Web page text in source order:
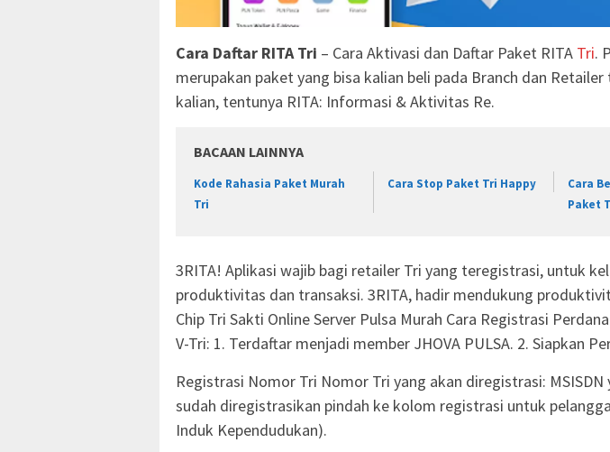
Cara Daftar RITA Tri – Cara Aktivasi dan Daftar Paket RITA Tri.
merupakan paket yang bisa kalian beli pada Branch dan
kalian, tentunya RITA: Informasi & Aktivitas Re.
BACAAN LAINNYA
Kode Rahasia Paket Murah
Tri
Cara Stop Paket Tri Happy
Cara
Paket
3RITA! Aplikasi wajib bagi retailer Tri yang teregistrasi, untuk
produktivitas dan transaksi. 3RITA, hadir mendukung
Chip Tri Sakti Online Server Pulsa Murah Cara Registrasi
V-Tri: 1. Terdaftar menjadi member JHOVA PULSA. 2. Siapkan
Registrasi Nomor Tri Nomor Tri yang akan diregistrasi: MSISDN
sudah diregistrasikan pindah ke kolom registrasi untuk
Induk Kependudukan).